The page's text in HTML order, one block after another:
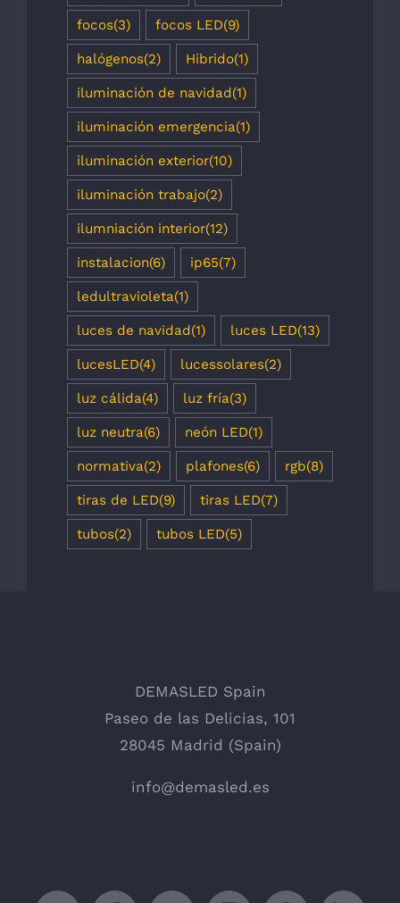
focos(3) focos LED(9)
halógenos(2) Hibrido(1)
iluminación de navidad(1)
iluminación emergencia(1)
iluminación exterior(10)
iluminación trabajo(2)
ilumniación interior(12)
instalacion(6) ip65(7)
ledultravioleta(1)
luces de navidad(1) luces LED(13)
lucesLED(4) lucessolares(2)
luz cálida(4) luz fría(3)
luz neutra(6) neón LED(1)
normativa(2) plafones(6) rgb(8)
tiras de LED(9) tiras LED(7)
tubos(2) tubos LED(5)
DEMASLED Spain
Paseo de las Delicias, 101
28045 Madrid (Spain)
info@demasled.es